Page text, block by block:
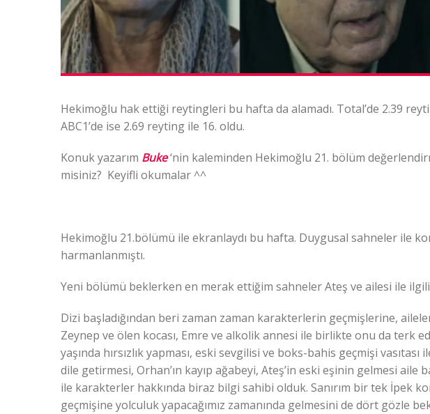
Hekimoğlu hak ettiği reytingleri bu hafta da alamadı. Total’de 2.39
ABC1’de ise 2.69 reyting ile 16. oldu.
Konuk yazarım Buke‘nin kaleminden Hekimoğlu 21. bölüm
misiniz? Keyifli okumalar ^^
Hekimoğlu 21.bölümü ile ekranlaydı bu hafta. Duygusal sahneler ile
harmanlanmıştı.
Yeni bölümü beklerken en merak ettiğim sahneler Ateş ve ailesi ile ilgili
Dizi başladığından beri zaman zaman karakterlerin geçmişlerine,
Zeynep ve ölen kocası, Emre ve alkolik annesi ile birlikte onu da terk
yaşında hırsızlık yapması, eski sevgilisi ve boks-bahis geçmişi
dile getirmesi, Orhan’ın kayıp ağabeyi, Ateş’in eski eşinin gelmesi aile
ile karakterler hakkında biraz bilgi sahibi olduk. Sanırım bir tek İpek
geçmişine yolculuk yapacağımız zamanında gelmesini de dört gözle